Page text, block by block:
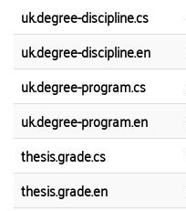
uk.degree-discipline.cs
uk.degree-discipline.en
uk.degree-program.cs
uk.degree-program.en
thesis.grade.cs
thesis.grade.en